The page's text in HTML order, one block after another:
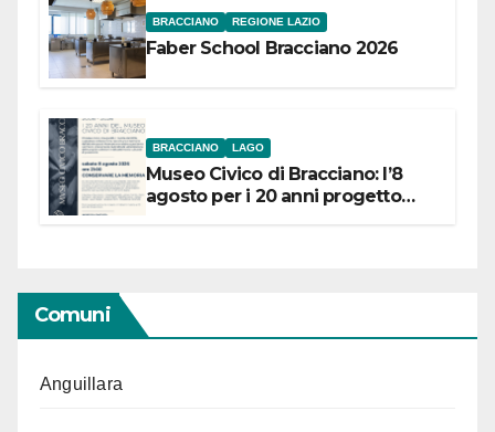
BRACCIANO REGIONE LAZIO
Faber School Bracciano 2026
BRACCIANO LAGO
Museo Civico di Bracciano: l’8
agosto per i 20 anni progetto
Comuni
Anguillara